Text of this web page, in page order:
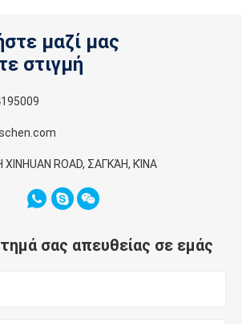
μαζί μας
στιγμή
ROAD, ΣΑΓΚΆΗ, ΚΊΝΑ
σας απευθείας σε εμάς